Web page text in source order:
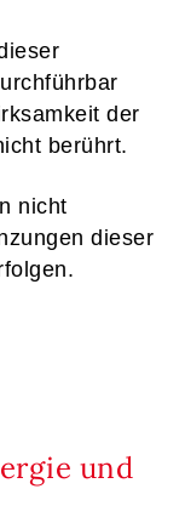
der
berührt.
nicht
dieser
und